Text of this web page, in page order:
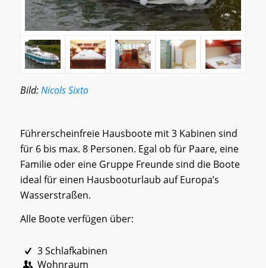
Führerscheinfreie Hausboote mit 3 Kabinen sind
für 6 bis max. 8 Personen. Egal ob für Paare, eine
Familie oder eine Gruppe Freunde sind die Boote
ideal für einen Hausbooturlaub auf Europa’s
Wasserstraßen.
Alle Boote verfügen über:
3 Schlafkabinen
Wohnraum
Bild:Nicols Sixto